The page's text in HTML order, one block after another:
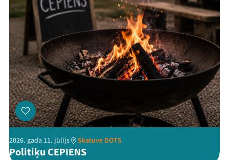
2026. gada 11. jūlijs Skatuve DOTS
Politiķu CEPIENS